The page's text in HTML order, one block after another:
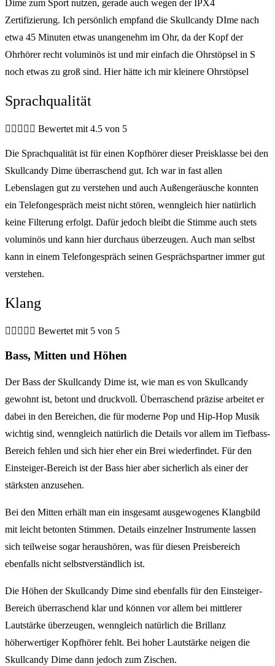
Dime zum Sport nutzen, gerade auch wegen der IPX4
Zertifizierung. Ich persönlich empfand die Skullcandy DIme nach
etwa 45 Minuten etwas unangenehm im Ohr, da der Kopf der
Ohrhörer recht voluminös ist und mir einfach die Ohrstöpsel in S
noch etwas zu groß sind. Hier hätte ich mir kleinere Ohrstöpsel
Sprachqualität
     Bewertet mit 4.5 von 5
Die Sprachqualität ist für einen Kopfhörer dieser Preisklasse bei den
Skullcandy Dime überraschend gut. Ich war in fast allen
Lebenslagen gut zu verstehen und auch Außengeräusche konnten
ein Telefongespräch meist nicht stören, wenngleich hier natürlich
keine Filterung erfolgt. Dafür jedoch bleibt die Stimme auch stets
voluminös und kann hier durchaus überzeugen. Auch man selbst
kann in einem Telefongespräch seinen Gesprächspartner immer gut
verstehen.
Klang
     Bewertet mit 5 von 5
Bass, Mitten und Höhen
Der Bass der Skullcandy Dime ist, wie man es von Skullcandy
gewohnt ist, betont und druckvoll. Überraschend präzise arbeitet er
dabei in den Bereichen, die für moderne Pop und Hip-Hop Musik
wichtig sind, wenngleich natürlich die Details vor allem im Tiefbass-
Bereich fehlen und sich hier eher ein Brei wiederfindet. Für den
Einsteiger-Bereich ist der Bass hier aber sicherlich als einer der
stärksten anzusehen.
Bei den Mitten erhält man ein insgesamt ausgewogenes Klangbild
mit leicht betonten Stimmen. Details einzelner Instrumente lassen
sich teilweise sogar heraushören, was für diesen Preisbereich
ebenfalls nicht selbstverständlich ist.
Die Höhen der Skullcandy Dime sind ebenfalls für den Einsteiger-
Bereich überraschend klar und können vor allem bei mittlerer
Lautstärke überzeugen, wenngleich natürlich die Brillanz
höherwertiger Kopfhörer fehlt. Bei hoher Lautstärke neigen die
Skullcandy Dime dann jedoch zum Zischen.